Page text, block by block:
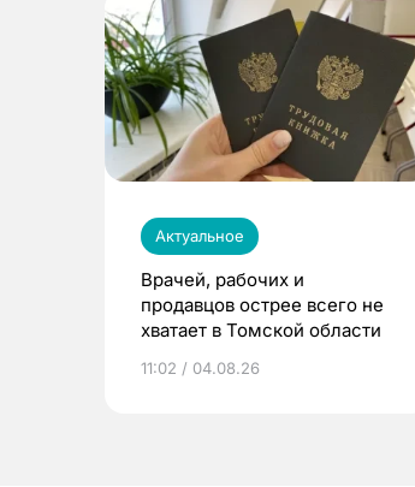
Актуальное
Врачей, рабочих и
продавцов острее всего не
хватает в Томской области
11:02 / 04.08.26